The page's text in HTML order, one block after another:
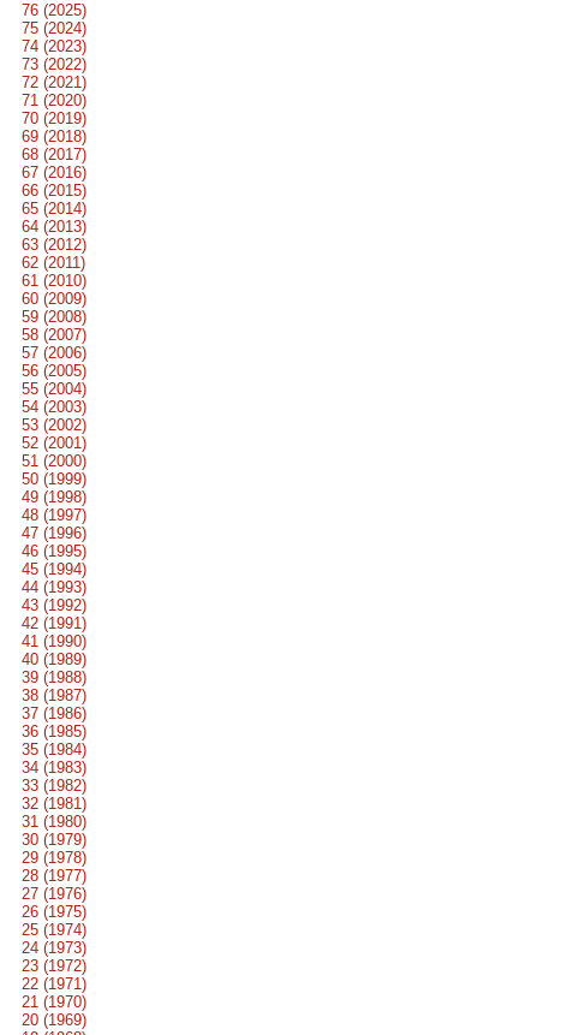
76 (2025)
75 (2024)
74 (2023)
73 (2022)
72 (2021)
71 (2020)
70 (2019)
69 (2018)
68 (2017)
67 (2016)
66 (2015)
65 (2014)
64 (2013)
63 (2012)
62 (2011)
61 (2010)
60 (2009)
59 (2008)
58 (2007)
57 (2006)
56 (2005)
55 (2004)
54 (2003)
53 (2002)
52 (2001)
51 (2000)
50 (1999)
49 (1998)
48 (1997)
47 (1996)
46 (1995)
45 (1994)
44 (1993)
43 (1992)
42 (1991)
41 (1990)
40 (1989)
39 (1988)
38 (1987)
37 (1986)
36 (1985)
35 (1984)
34 (1983)
33 (1982)
32 (1981)
31 (1980)
30 (1979)
29 (1978)
28 (1977)
27 (1976)
26 (1975)
25 (1974)
24 (1973)
23 (1972)
22 (1971)
21 (1970)
20 (1969)